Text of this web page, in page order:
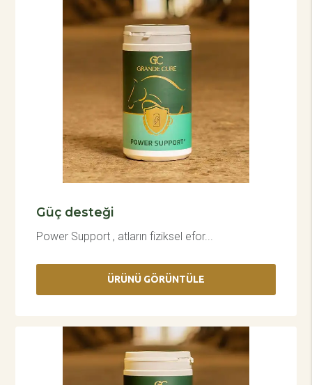
Güç desteği
Power Support , atların fiziksel efor...
ÜRÜNÜ GÖRÜNTÜLE